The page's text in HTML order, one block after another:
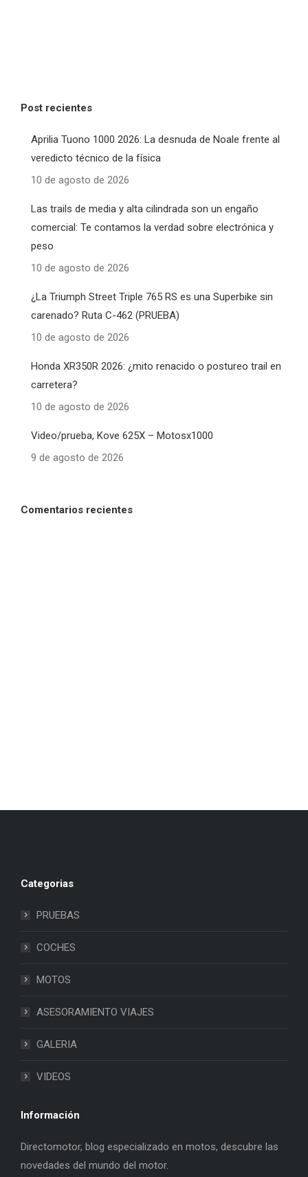
Post recientes
Aprilia Tuono 1000 2026: La desnuda de Noale frente al
veredicto técnico de la física
10 de agosto de 2026
Las trails de media y alta cilindrada son un engaño
comercial: Te contamos la verdad sobre electrónica y
peso
10 de agosto de 2026
¿La Triumph Street Triple 765 RS es una Superbike sin
carenado? Ruta C-462 (PRUEBA)
10 de agosto de 2026
Honda XR350R 2026: ¿mito renacido o postureo trail en
carretera?
10 de agosto de 2026
Video/prueba, Kove 625X – Motosx1000
9 de agosto de 2026
Comentarios recientes
Categorias
PRUEBAS
COCHES
MOTOS
ASESORAMIENTO VIAJES
GALERIA
VIDEOS
Información
Directomotor, blog especializado en motos, descubre las
novedades del mundo del motor.